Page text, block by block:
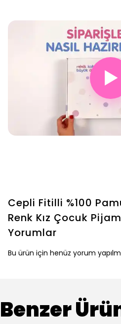
▶
Cepli Fitilli %100
Renk Kız Çocuk
Yorumlar
Bu ürün için henüz yorum
Benzer